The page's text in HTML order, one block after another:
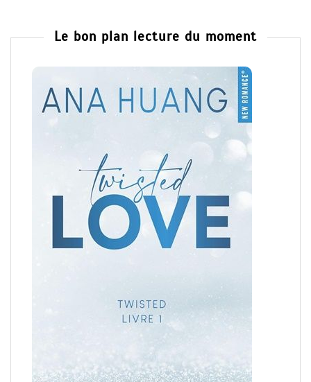
Le bon plan lecture du moment